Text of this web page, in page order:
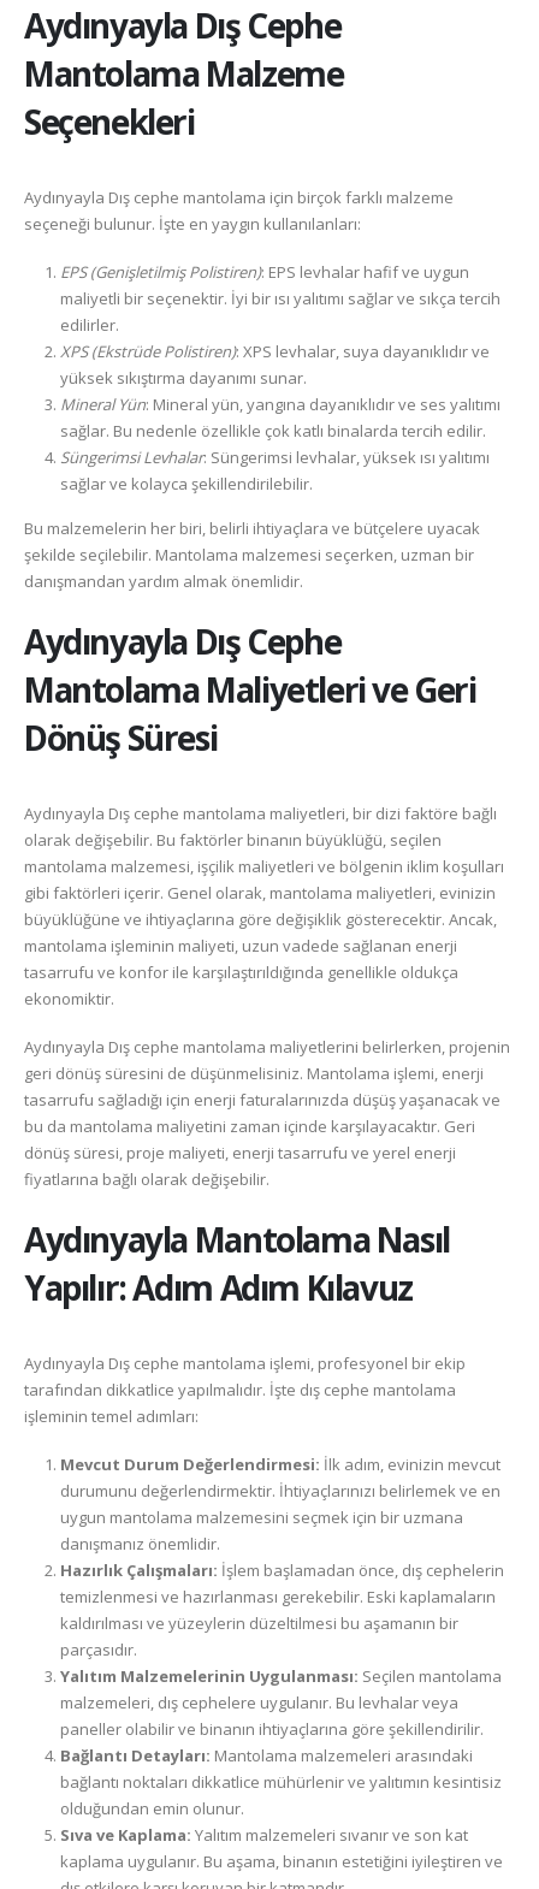
Aydınyayla Dış Cephe
Mantolama Malzeme
Seçenekleri
Aydınyayla Dış cephe mantolama için birçok farklı malzeme
seçeneği bulunur. İşte en yaygın kullanılanları:
EPS (Genişletilmiş Polistiren): EPS levhalar hafif ve uygun
maliyetli bir seçenektir. İyi bir ısı yalıtımı sağlar ve sıkça tercih
edilirler.
XPS (Ekstrüde Polistiren): XPS levhalar, suya dayanıklıdır ve
yüksek sıkıştırma dayanımı sunar.
Mineral Yün: Mineral yün, yangına dayanıklıdır ve ses yalıtımı
sağlar. Bu nedenle özellikle çok katlı binalarda tercih edilir.
Süngerimsi Levhalar: Süngerimsi levhalar, yüksek ısı yalıtımı
sağlar ve kolayca şekillendirilebilir.
Bu malzemelerin her biri, belirli ihtiyaçlara ve bütçelere uyacak
şekilde seçilebilir. Mantolama malzemesi seçerken, uzman bir
danışmandan yardım almak önemlidir.
Aydınyayla Dış Cephe
Mantolama Maliyetleri ve Geri
Dönüş Süresi
Aydınyayla Dış cephe mantolama maliyetleri, bir dizi faktöre bağlı
olarak değişebilir. Bu faktörler binanın büyüklüğü, seçilen
mantolama malzemesi, işçilik maliyetleri ve bölgenin iklim koşulları
gibi faktörleri içerir. Genel olarak, mantolama maliyetleri, evinizin
büyüklüğüne ve ihtiyaçlarına göre değişiklik gösterecektir. Ancak,
mantolama işleminin maliyeti, uzun vadede sağlanan enerji
tasarrufu ve konfor ile karşılaştırıldığında genellikle oldukça
ekonomiktir.
Aydınyayla Dış cephe mantolama maliyetlerini belirlerken, projenin
geri dönüş süresini de düşünmelisiniz. Mantolama işlemi, enerji
tasarrufu sağladığı için enerji faturalarınızda düşüş yaşanacak ve
bu da mantolama maliyetini zaman içinde karşılayacaktır. Geri
dönüş süresi, proje maliyeti, enerji tasarrufu ve yerel enerji
fiyatlarına bağlı olarak değişebilir.
Aydınyayla Mantolama Nasıl
Yapılır: Adım Adım Kılavuz
Aydınyayla Dış cephe mantolama işlemi, profesyonel bir ekip
tarafından dikkatlice yapılmalıdır. İşte dış cephe mantolama
işleminin temel adımları:
Mevcut Durum Değerlendirmesi: İlk adım, evinizin mevcut
durumunu değerlendirmektir. İhtiyaçlarınızı belirlemek ve en
uygun mantolama malzemesini seçmek için bir uzmana
danışmanız önemlidir.
Hazırlık Çalışmaları: İşlem başlamadan önce, dış cephelerin
temizlenmesi ve hazırlanması gerekebilir. Eski kaplamaların
kaldırılması ve yüzeylerin düzeltilmesi bu aşamanın bir
parçasıdır.
Yalıtım Malzemelerinin Uygulanması: Seçilen mantolama
malzemeleri, dış cephelere uygulanır. Bu levhalar veya
paneller olabilir ve binanın ihtiyaçlarına göre şekillendirilir.
Bağlantı Detayları: Mantolama malzemeleri arasındaki
bağlantı noktaları dikkatlice mühürlenir ve yalıtımın kesintisiz
olduğundan emin olunur.
Sıva ve Kaplama: Yalıtım malzemeleri sıvanır ve son kat
kaplama uygulanır. Bu aşama, binanın estetiğini iyileştiren ve